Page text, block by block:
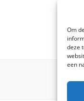
Om
deze
een